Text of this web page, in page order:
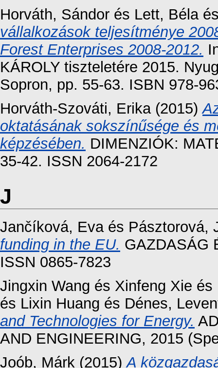
Horváth, Sándor és Lett, Béla
vállalkozások teljesítménye
Forest Enterprises 2008-2012.
KÁROLY tiszteletére 2015.
Sopron, pp. 55-63. ISBN 978-
Horváth-Szováti, Erika(2015)
oktatásának sokszínűsége és
képzésében. DIMENZIÓK:
35-42. ISSN 2064-2172
J
Jančíková, Eva és Pásztorová,
funding in the EU. GAZDASÁG
ISSN 0865-7823
Jingxin Wang és Xinfeng Xie és
és Lixin Huang és Dénes,
and Technologies for Energy.
AND ENGINEERING, 2015
Joób, Márk (2015)A